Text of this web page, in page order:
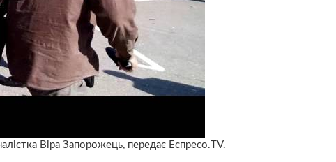
Віра Запорожець, передає Еспресо.TV.